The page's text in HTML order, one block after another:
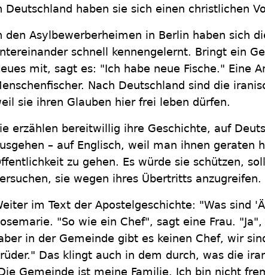
Deutschland haben sie sich einen christlichen
den Asylbewerberheimen in Berlin haben sich
schnell kennengelernt. Bringt ein
mit, sagt es: "Ich habe neue Fische." Eine
Nach Deutschland sind die
sie ihren Glauben hier frei leben dürfen.
erzählen bereitwillig ihre Geschichte, auf
– auf Englisch, weil man ihnen geraten
zu gehen. Es würde sie schützen,
sie wegen ihres Übertritts anzugreifen.
im Text der Apostelgeschichte: "Was sind
"So wie ein Chef", sagt eine Frau.
in der Gemeinde gibt es keinen Chef, wir
Das klingt auch in dem durch, was die
Gemeinde ist meine Familie. Ich bin nicht